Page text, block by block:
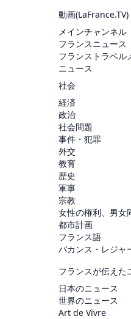
動画(LaFrance.TV)
メインチャンネル
フランスニュース
フランストラベル
ニュース
社会
経済
政治
社会問題
事件・犯罪
外交
教育
歴史
軍事
宗教
女性の権利、男女
都市計画
フランス語
バカンス・レジャ
フランスが伝えた
日本のニュース
世界のニュース
Art de Vivre